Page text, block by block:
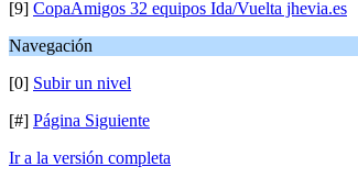
[9] CopaAmigos 32 equipos Ida/Vuelta jhevia.es
Navegación
[0] Subir un nivel
[#] Página Siguiente
Ir a la versión completa